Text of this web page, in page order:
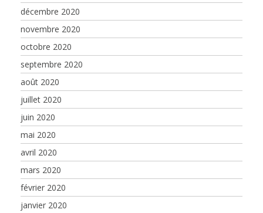
décembre 2020
novembre 2020
octobre 2020
septembre 2020
août 2020
juillet 2020
juin 2020
mai 2020
avril 2020
mars 2020
février 2020
janvier 2020